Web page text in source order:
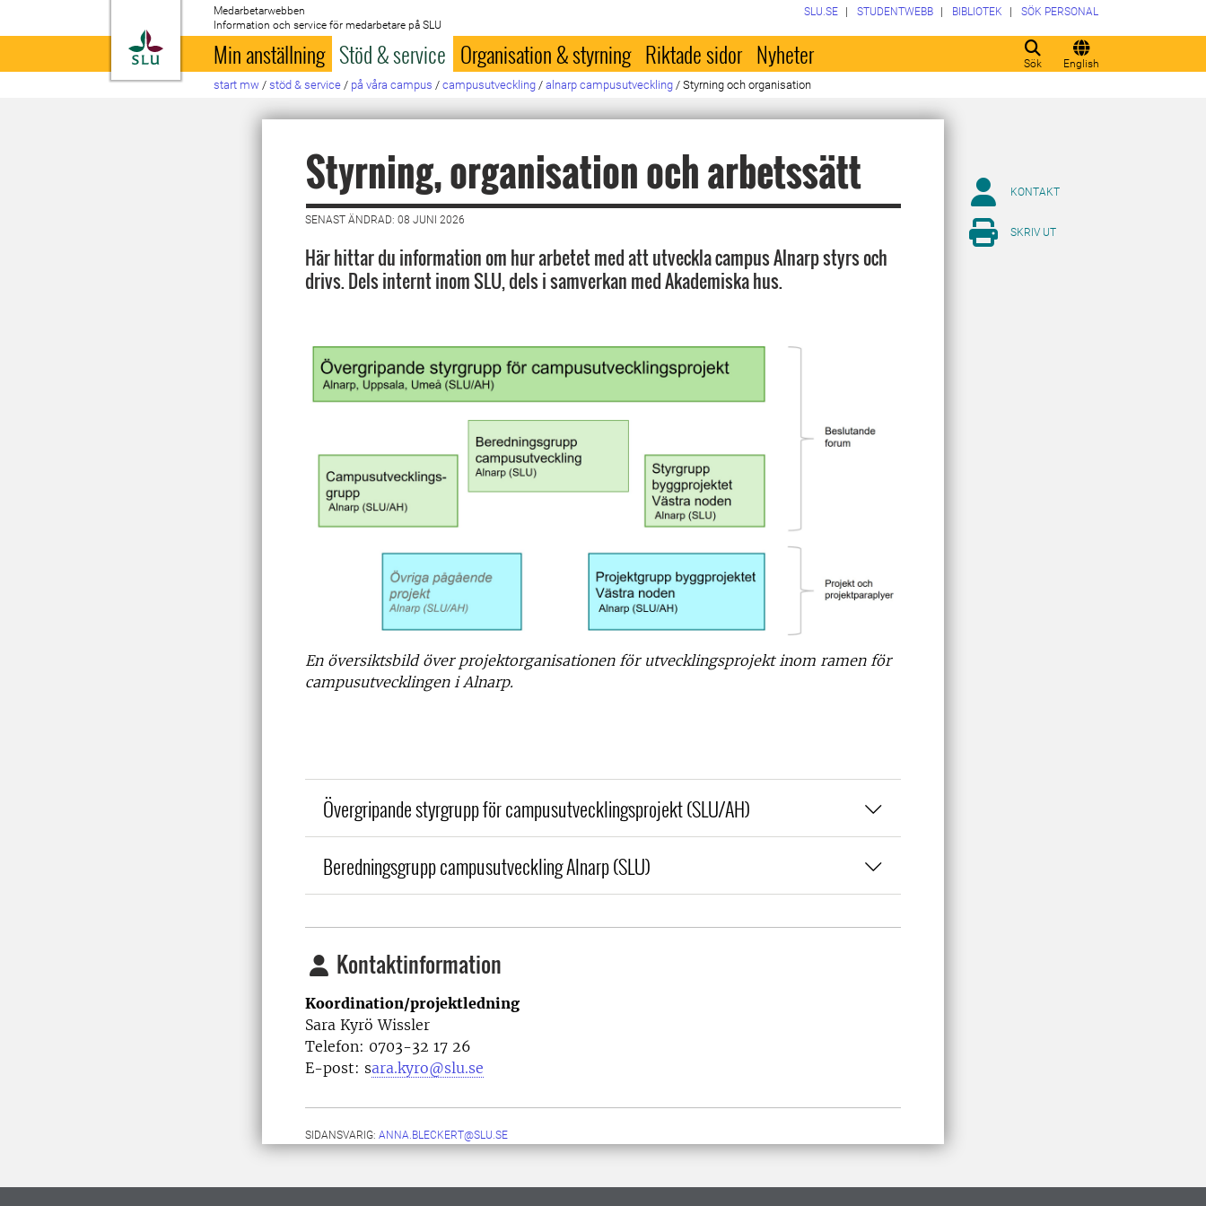
Till startsida
Medarbetarwebben
Information och service för medarbetare på SLU
Sök English
SLU.SE STUDENTWEBB BIBLIOTEK SÖK PERSONAL
Min anställning Stöd & service Organisation & styrning Riktade sidor Nyheter
start mw / stöd & service / på våra campus / campusutveckling / alnarp campusutveckling / Styrning och organisation
Styrning, organisation och arbetssätt
SENAST ÄNDRAD: 08 JUNI 2026
Här hittar du information om hur arbetet med att utveckla campus Alnarp styrs och
drivs. Dels internt inom SLU, dels i samverkan med Akademiska hus.
En översiktsbild över projektorganisationen för utvecklingsprojekt inom ramen för
campusutvecklingen i Alnarp.
Övergripande styrgrupp för campusutvecklingsprojekt (SLU/AH)
Beredningsgrupp campusutveckling Alnarp (SLU)
Kontaktinformation
Koordination/projektledning
Sara Kyrö Wissler
Telefon: 0703-32 17 26
E-post: sara.kyro@slu.se
SIDANSVARIG: ANNA.BLECKERT@SLU.SE
KONTAKT
SKRIV UT